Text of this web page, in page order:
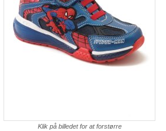
Klik på billedet for at forstørre